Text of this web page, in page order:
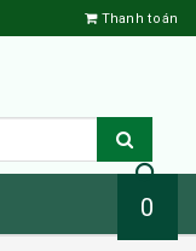
Thanh toán
0